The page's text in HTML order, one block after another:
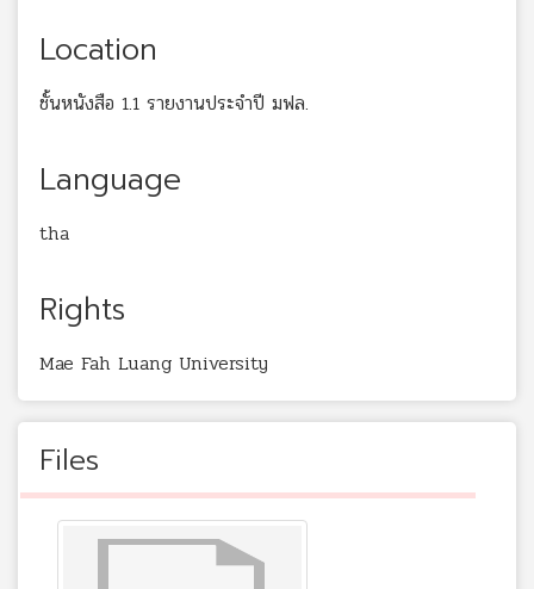
Location
ชั้นหนังสือ 1.1 รายงานประจำปี มฟล.
Language
tha
Rights
Mae Fah Luang University
Files